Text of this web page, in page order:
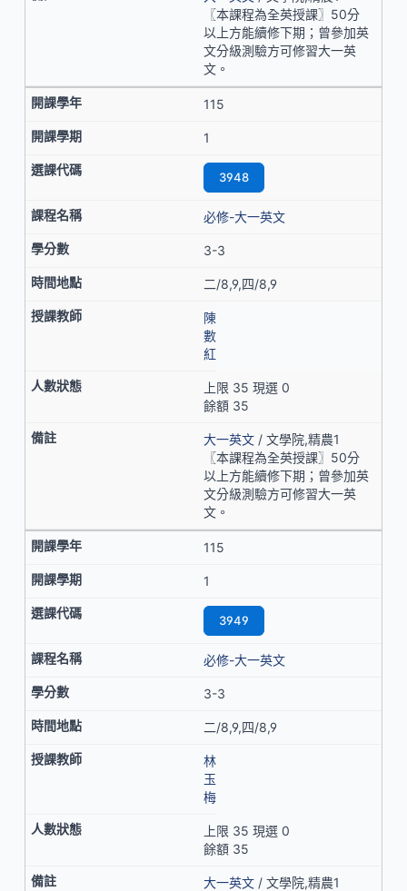
〖本課程為全英授課〗50分
以上方能續修下期；曾參加英
文分級測驗方可修習大一英
文。
115
1
3948
必修-大一英文
3-3
二/8,9,四/8,9
陳
數
紅
上限 35 現選 0
餘額 35
大一英文 / 文學院,精農1
〖本課程為全英授課〗50分
以上方能續修下期；曾參加英
文分級測驗方可修習大一英
文。
115
1
3949
必修-大一英文
3-3
二/8,9,四/8,9
林
玉
梅
上限 35 現選 0
餘額 35
大一英文 / 文學院,精農1